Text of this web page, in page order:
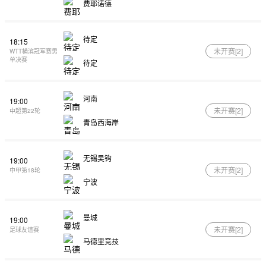
费耶诺德
18:15
WTT横滨冠军赛男
单决赛
待定
待定
未开赛[2]
19:00
中超第22轮
河南
青岛西海岸
未开赛[2]
19:00
中甲第18轮
无锡吴钩
宁波
未开赛[2]
19:00
足球友谊赛
曼城
马德里竞技
未开赛[2]